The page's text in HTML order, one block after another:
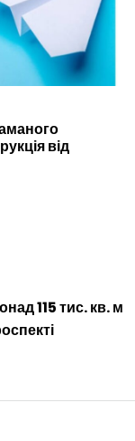
від
115 тис. кв. м